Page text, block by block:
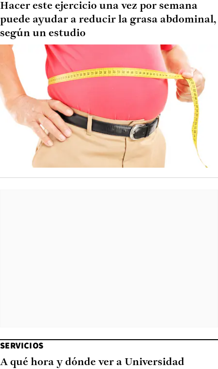
Hacer este ejercicio una vez por semana
puede ayudar a reducir la grasa abdominal,
según un estudio
SERVICIOS
A qué hora y dónde ver a Universidad